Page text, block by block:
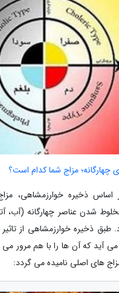
چهارگانه؛ مزاج شما کدام است؟
اساس ذخیره خوارزمشاهی،
شدن عناصر چهارگانه (آب،
های اصلی نامیده می گردد: